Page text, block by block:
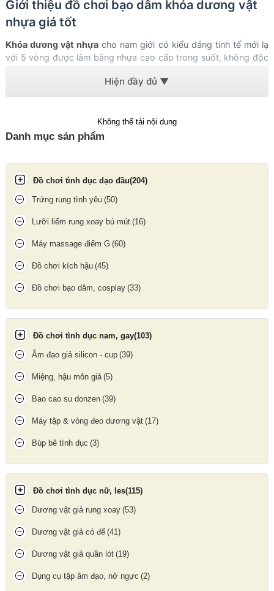
Giới thiệu đồ chơi bạo dâm khóa dương vật
nhựa giá tốt
Khóa dương vật nhựa cho nam giới có kiểu dáng tinh tế mới lạ
với 5 vòng được làm bằng nhựa cao cấp trong suốt, không độc
dương vật gồm nhiều vòng có kích cỡ khác nhau giúp bạn đeo
Khóa dương vật gồm 5 vòng nhựa trong suốt
nam và là mónđồ chơi bạo dâm
ân ái mạnh mẽ và cao trào khi dương vật bị "giam lại". Đặc biệt
sextoy khóa dương vật giúp anh em hoàn toàn làm chủ cuộc
yêu và giúp các nàng giữ "của quý" cho riêng mình.
Không thể tải nội dung
Danh mục sản phẩm
Đồ chơi tình dục dạo đầu(204)
Trứng rung tình yêu (50)
Lưỡi liếm rung xoay bú mút (16)
Máy massage điểm G (60)
Đồ chơi kích hậu (45)
Đồ chơi bạo dâm, cosplay (33)
Đồ chơi tình dục nam, gay(103)
Âm đạo giả silicon - cup (39)
Miệng, hậu môn giả (5)
Bao cao su donzen (39)
Máy tập & vòng đeo dương vật (17)
Búp bê tình dục (3)
Đồ chơi tình dục nữ, les(115)
Dương vật giả rung xoay (53)
Dương vật giả có đế (41)
Dương vật giả quần lót (19)
Dụng cụ tập âm đạo, nở ngực (2)